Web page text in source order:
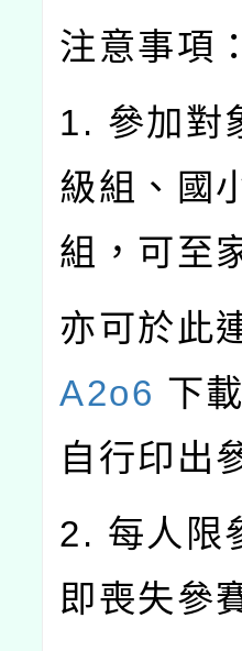
注意事項
1. 參加對
級組、國
組，可至
亦可於此
A2o6 下
自行印出
2. 每人限
即喪失參